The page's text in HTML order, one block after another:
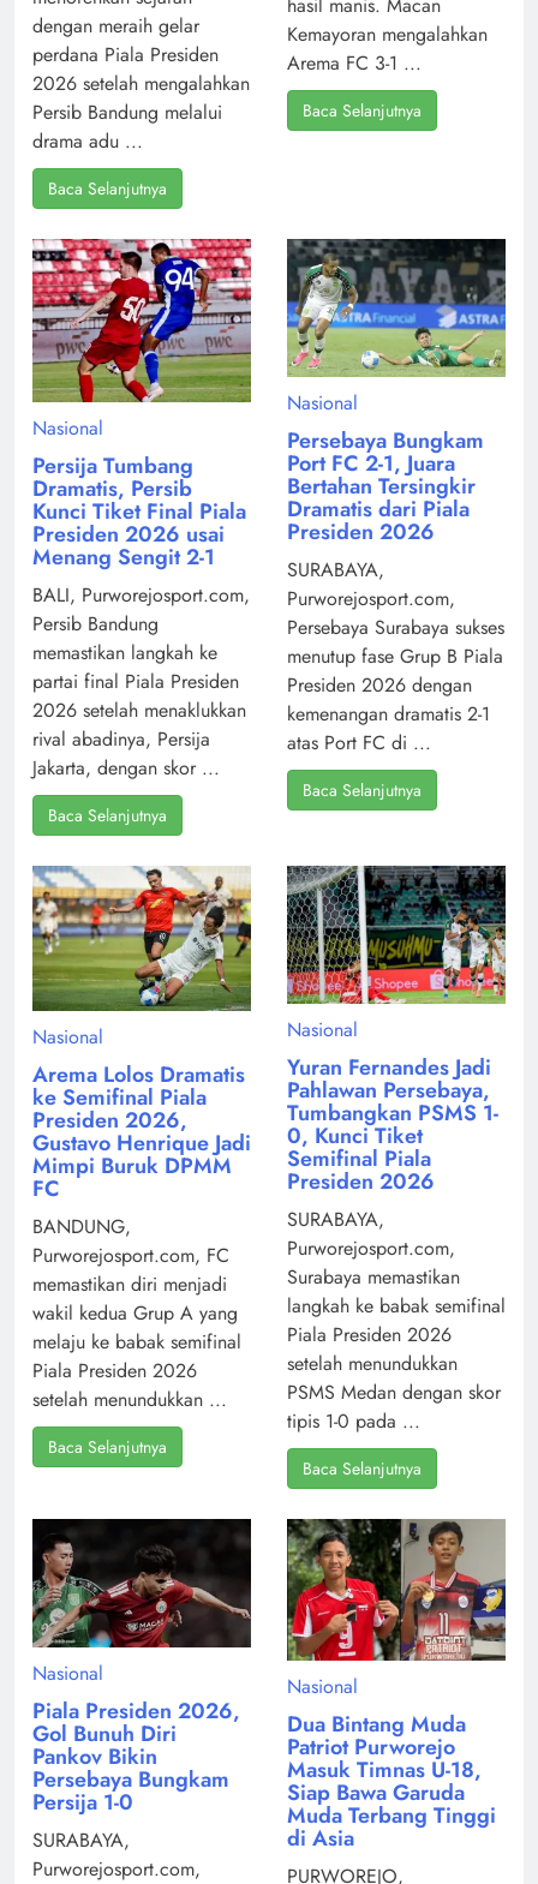
dengan meraih gelar
perdana Piala Presiden
2026 setelah mengalahkan
Persib Bandung melalui
drama adu ...
Baca Selanjutnya
Kemayoran mengalahkan
Arema FC 3-1 ...
Baca Selanjutnya
Nasional
Persija Tumbang
Dramatis, Persib
Kunci Tiket Final Piala
Presiden 2026 usai
Menang Sengit 2-1
BALI, Purworejosport.com,
Persib Bandung
memastikan langkah ke
partai final Piala Presiden
2026 setelah menaklukkan
rival abadinya, Persija
Jakarta, dengan skor ...
Baca Selanjutnya
Nasional
Persebaya Bungkam
Port FC 2-1, Juara
Bertahan Tersingkir
Dramatis dari Piala
Presiden 2026
SURABAYA,
Purworejosport.com,
Persebaya Surabaya sukses
menutup fase Grup B Piala
Presiden 2026 dengan
kemenangan dramatis 2-1
atas Port FC di ...
Baca Selanjutnya
Nasional
Arema Lolos Dramatis
ke Semifinal Piala
Presiden 2026,
Gustavo Henrique Jadi
Mimpi Buruk DPMM
FC
BANDUNG,
Purworejosport.com, FC
memastikan diri menjadi
wakil kedua Grup A yang
melaju ke babak semifinal
Piala Presiden 2026
setelah menundukkan ...
Baca Selanjutnya
Nasional
Yuran Fernandes Jadi
Pahlawan Persebaya,
Tumbangkan PSMS 1-
0, Kunci Tiket
Semifinal Piala
Presiden 2026
SURABAYA,
Purworejosport.com,
Surabaya memastikan
langkah ke babak semifinal
Piala Presiden 2026
setelah menundukkan
PSMS Medan dengan skor
tipis 1-0 pada ...
Baca Selanjutnya
Nasional
Piala Presiden 2026,
Gol Bunuh Diri
Pankov Bikin
Persebaya Bungkam
Persija 1-0
SURABAYA,
Purworejosport.com,
Nasional
Dua Bintang Muda
Patriot Purworejo
Masuk Timnas U-18,
Siap Bawa Garuda
Muda Terbang Tinggi
di Asia
PURWOREJO,